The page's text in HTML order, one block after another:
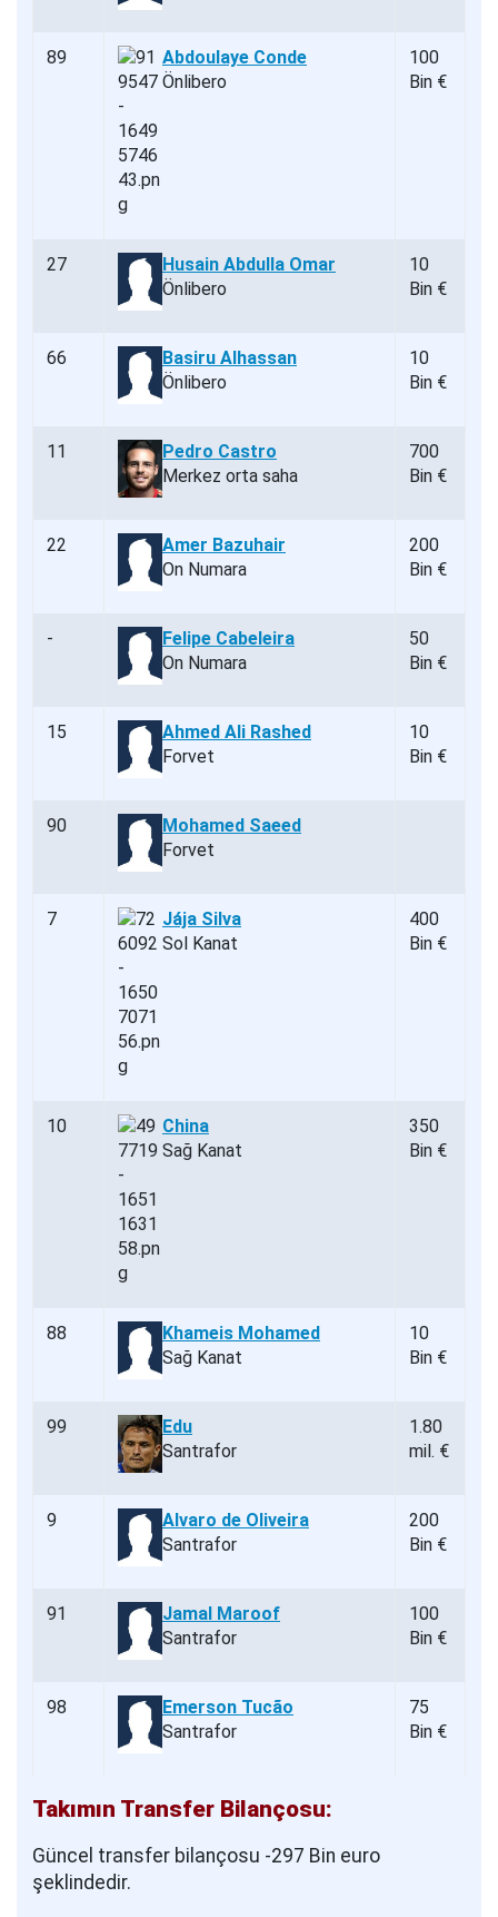
89
Abdoulaye Conde
Önlibero
100
Bin €
27
Husain Abdulla Omar
Önlibero
10
Bin €
66
Basiru Alhassan
Önlibero
10
Bin €
11
Pedro Castro
Merkez orta saha
700
Bin €
22
Amer Bazuhair
On Numara
200
Bin €
-
Felipe Cabeleira
On Numara
50
Bin €
15
Ahmed Ali Rashed
Forvet
10
Bin €
90
Mohamed Saeed
Forvet
7
Jája Silva
Sol Kanat
400
Bin €
10
China
Sağ Kanat
350
Bin €
88
Khameis Mohamed
Sağ Kanat
10
Bin €
99
Edu
Santrafor
1.80
mil. €
9
Alvaro de Oliveira
Santrafor
200
Bin €
91
Jamal Maroof
Santrafor
100
Bin €
98
Emerson Tucão
Santrafor
75
Bin €
Takımın Transfer Bilançosu:
Güncel transfer bilançosu -297 Bin euro
şeklindedir.